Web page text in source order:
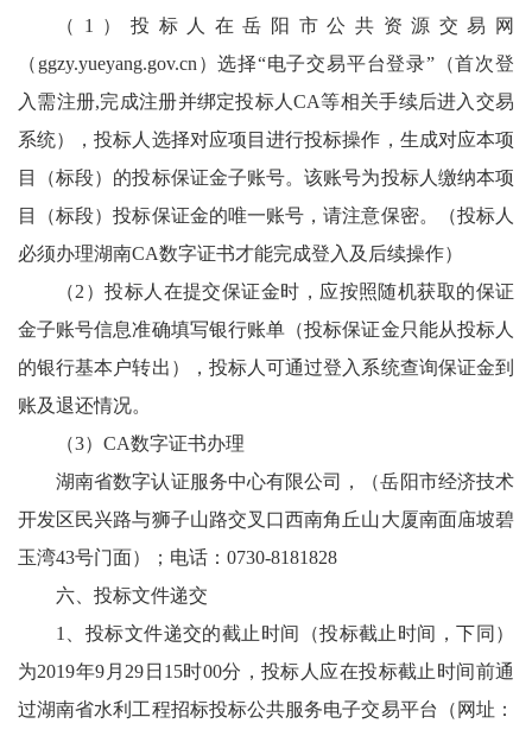
（1）投标人在岳阳市公共资源交易网
（ggzy.yueyang.gov.cn）选择“电子交易平台登录”（首次登
入需注册,完成注册并绑定投标人CA等相关手续后进入交易
系统），投标人选择对应项目进行投标操作，生成对应本项
目（标段）的投标保证金子账号。该账号为投标人缴纳本项
目（标段）投标保证金的唯一账号，请注意保密。（投标人
必须办理湖南CA数字证书才能完成登入及后续操作）
（2）投标人在提交保证金时，应按照随机获取的保证
金子账号信息准确填写银行账单（投标保证金只能从投标人
的银行基本户转出），投标人可通过登入系统查询保证金到
账及退还情况。
（3）CA数字证书办理
湖南省数字认证服务中心有限公司，（岳阳市经济技术
开发区民兴路与狮子山路交叉口西南角丘山大厦南面庙坡碧
玉湾43号门面）；电话：0730-8181828
六、投标文件递交
1、投标文件递交的截止时间（投标截止时间，下同）
为2019年9月29日15时00分，投标人应在投标截止时间前通
过湖南省水利工程招标投标公共服务电子交易平台（网址：